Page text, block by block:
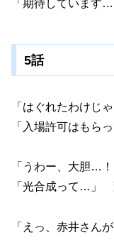
「期待していま
5話
「はぐれたわけじ
「入場許可はもらっ
「うわー、大胆…
「光合成って…」
「えっ、赤井さん